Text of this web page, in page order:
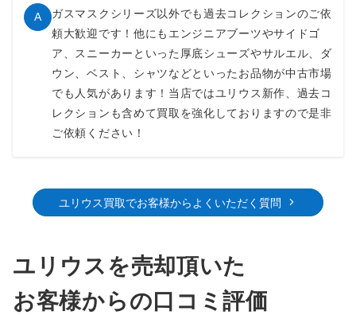
A
ガスマスクシリーズ以外でも過去コレクションのご依
頼大歓迎です！他にもエンジニアブーツやサイドゴ
ア、スニーカーといった厚底シューズやサルエル、ダ
ウン、ベスト、シャツなどといったお品物が中古市場
でも人気があります！当店ではユリウス新作、過去コ
レクションも含めて買取を強化しておりますので是非
ご依頼ください！
ユリウス買取でお客様からよくいただく質問
ユリウスを売却頂いた
お客様からの口コミ評価